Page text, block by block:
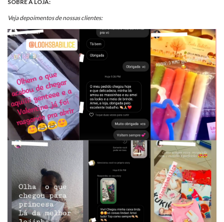
SOBRE A LOJA:
​Veja depoimentos de nossas clientes: